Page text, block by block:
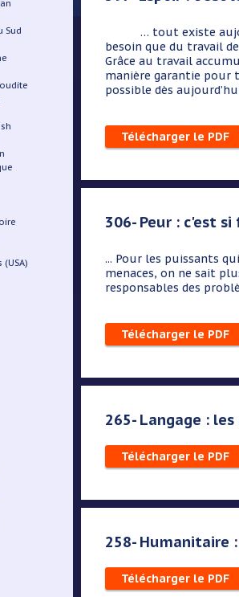
Sud
(USA)
… tout existe
besoin que du travail
Grâce au travail
manière garantie pour
possible dès
Télécharger le PDF
306- Peur : c'est
... Pour les puissants
menaces, on ne sait
responsables des
Télécharger le PDF
265- Langage :
Télécharger le PDF
258- Humanitaire
Télécharger le PDF